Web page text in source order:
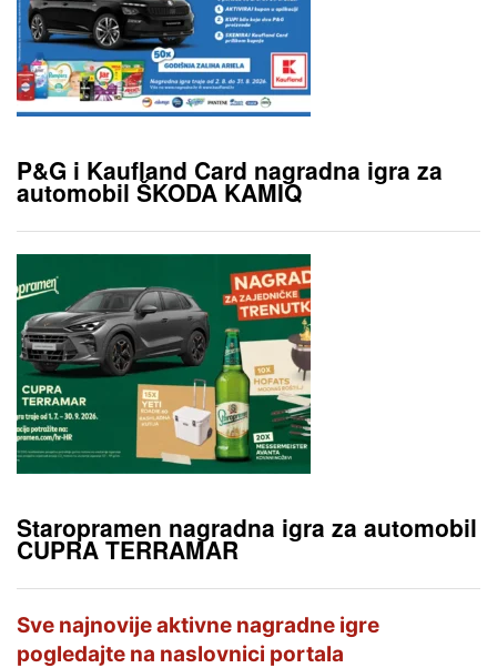
P&G i Kaufland Card nagradna igra za
automobil ŠKODA KAMIQ
Staropramen nagradna igra za automobil
CUPRA TERRAMAR
Sve najnovije aktivne nagradne igre
pogledajte na naslovnici portala